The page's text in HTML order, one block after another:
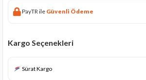
PayTR ile Güvenli Ödeme
Kargo Seçenekleri
Sürat Kargo